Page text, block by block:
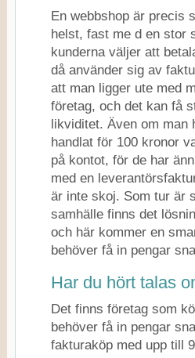
En webbshop är precis
helst, fast me d en stor
kunderna väljer att
då använder sig av
att man ligger ute med
företag, och det kan få
likviditet. Även om man
handlat för 100 kronor
på kontot, för de har
med en
är inte skoj. Som tur är
samhälle finns det
och här kommer en
behöver få in pengar
Har du hört talas
Det finns företag som
behöver få in pengar
fakturaköp med upp till